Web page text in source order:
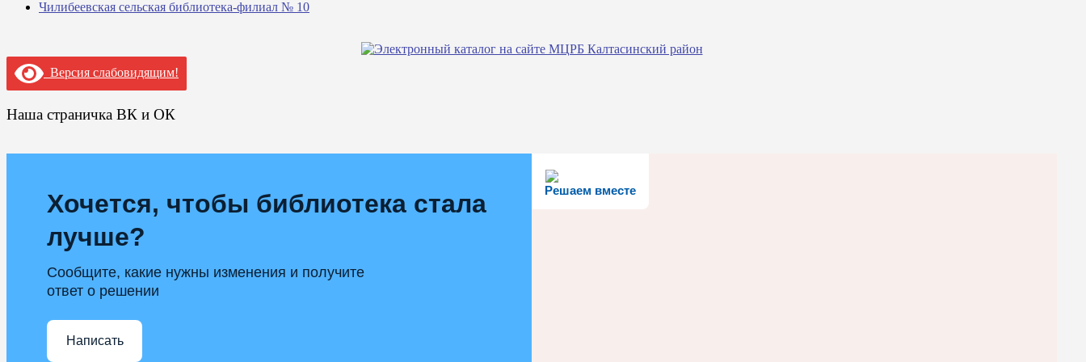
Чилибеевская сельская библиотека-филиал № 10
Версия слабовидящим!
Наша страничка ВК и ОК
Решаем вместе
Хочется, чтобы библиотека стала
лучше?
Сообщите, какие нужны изменения и получите
ответ о решении
Написать